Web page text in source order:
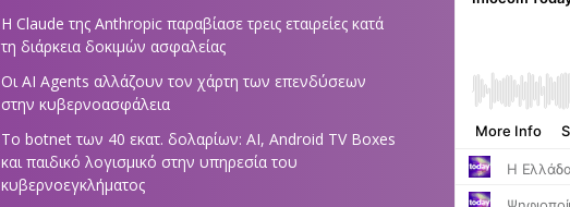
Η Claude της Anthropic παραβίασε τρεις εταιρείες κατά
τη διάρκεια δοκιμών ασφαλείας
Οι AI Agents αλλάζουν τον χάρτη των επενδύσεων
στην κυβερνοασφάλεια
Το botnet των 40 εκατ. δολαρίων: AI, Android TV Boxes
και παιδικό λογισμικό στην υπηρεσία του
κυβερνοεγκλήματος